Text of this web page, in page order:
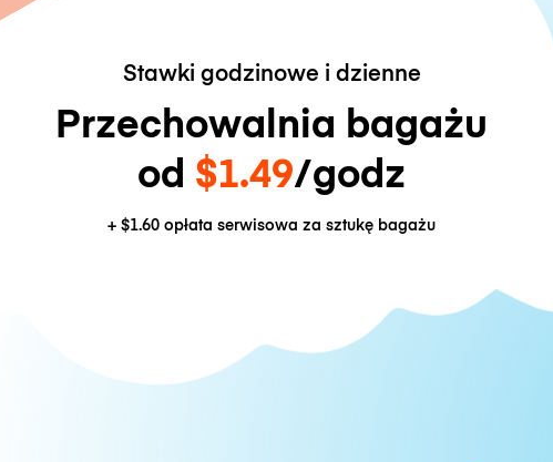
Stawki godzinowe i dzienne
Przechowalnia bagażu
od $1.49/godz
+ $1.60 opłata serwisowa za sztukę bagażu